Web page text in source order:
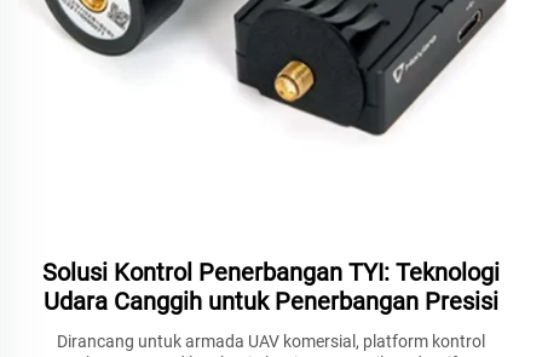
Solusi Kontrol Penerbangan TYI: Teknologi
Udara Canggih untuk Penerbangan Presisi
Dirancang untuk armada UAV komersial, platform kontrol